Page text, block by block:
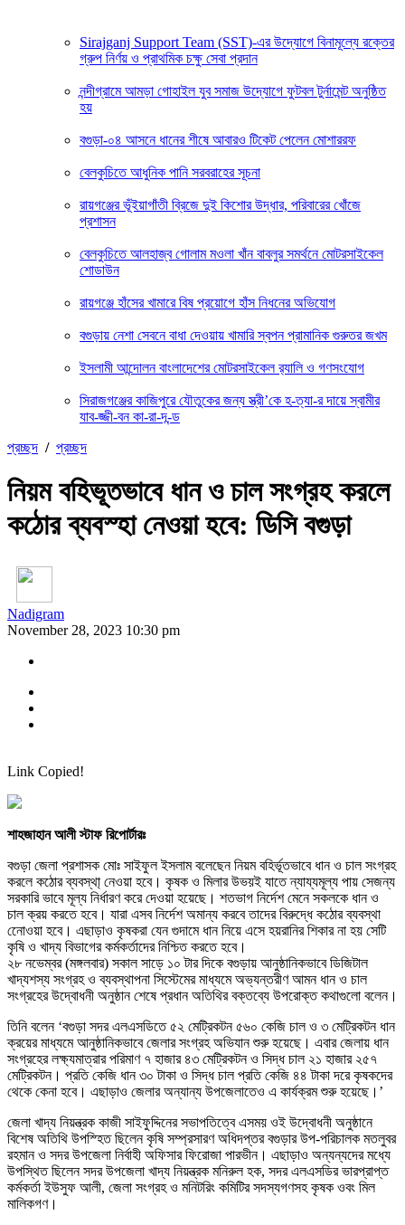
Sirajganj Support Team (SST)-এর উদ্যোগে বিনামূল্যে রক্তের
গ্রুপ নির্ণয় ও প্রাথমিক চক্ষু সেবা প্রদান
নন্দীগ্রামে আমড়া গোহাইল যুব সমাজ উদ্যোগে ফুটবল টুর্নামেন্ট অনুষ্ঠিত
হয়
বগুড়া-০৪ আসনে ধানের শীষে আবারও টিকেট পেলেন মোশাররফ
বেলকুচিতে আধুনিক পানি সরবরাহের সূচনা
রায়গঞ্জের ভূঁইয়াগাঁতী ব্রিজে দুই কিশোর উদ্ধার, পরিবারের খোঁজে
প্রশাসন
বেলকুচিতে আলহাজ্ব গোলাম মওলা খাঁন বাবলুর সমর্থনে মোটরসাইকেল
শোডাউন
রায়গঞ্জে হাঁসের খামারে বিষ প্রয়োগে হাঁস নিধনের অভিযোগ
বগুড়ায় নেশা সেবনে বাধা দেওয়ায় খামারি স্বপন প্রামানিক গুরুতর জখম
ইসলামী আন্দোলন বাংলাদেশের মোটরসাইকেল র‍্যালি ও গণসংযোগ
সিরাজগঞ্জের কাজিপুরে যৌতুকের জন্য স্ত্রী’কে হ-ত্যা-র দায়ে স্বামীর
যাব-জ্জী-বন কা-রা-দ-ন্ড
প্রচ্ছদ / প্রচ্ছদ
নিয়ম বহিভূতভাবে ধান ও চাল সংগ্রহ করলে
কঠোর ব্যবস্হা নেওয়া হবে: ডিসি বগুড়া
Nadigram
November 28, 2023 10:30 pm
Link Copied!
শাহজাহান আলী স্টাফ রিপোর্টারঃ
বগুড়া জেলা প্রশাসক মোঃ সাইফুল ইসলাম বলেছেন নিয়ম বহির্ভূতভাবে ধান ও চাল সংগ্রহ
করলে কঠোর ব্যবস্থা্ নেওয়া হবে। কৃষক ও মিলার উভয়ই যাতে ন্যায্যমূল্য পায় সেজন্য
সরকারি ভাবে মূল্য নির্ধারণ করে দেওয়া হয়েছে। শতভাগ নির্দেশ মেনে সকলকে ধান ও
চাল ক্রয় করতে হবে। যারা এসব নির্দেশ অমান্য করবে তাদের বিরুদ্ধে কঠোর ব্যবস্থা
নেোওয়া হবে। এছাড়াও কৃষকরা যেন গুদামে ধান নিয়ে এসে হয়রানির শিকার না হয় সেটি
কৃষি ও খাদ্য বিভাগের কর্মকর্তাদের নিশ্চিত করতে হবে।
২৮ নভেম্বর (মঙ্গলবার) সকাল সাড়ে ১০ টার দিকে বগুড়ায় আনুষ্ঠানিকভাবে ডিজিটাল
খাদ্যশস্য সংগ্রহ ও ব্যবস্থাপনা সিস্টেমের মাধ্যমে অভ্যন্তরীণ আমন ধান ও চাল
সংগ্রহের উদ্বোধনী অনুষ্ঠান শেষে প্রধান অতিথির বক্তব্যে উপরোক্ত কথাগুলো বলেন।
তিনি বলেন ‘বগুড়া সদর এলএসডিতে ৫২ মেট্রিকটন ৫৬০ কেজি চাল ও ৩ মেট্রিকটন ধান
ক্রয়ের মাধ্যমে আনুষ্ঠানিকভাবে জেলার সংগ্রহ অভিযান শুরু হয়েছে। এবার জেলায় ধান
সংগ্রহের লক্ষ্যমাত্রার পরিমাণ ৭ হাজার ৪৩ মেট্রিকটন ও সিদ্ধ চাল ২১ হাজার ২৫৭
মেট্রিকটন। প্রতি কেজি ধান ৩০ টাকা ও সিদ্ধ চাল প্রতি কেজি ৪৪ টাকা দরে কৃষকদের
থেকে কেনা হবে। এছাড়াও জেলার অন্যান্য উপজেলাতেও এ কার্যক্রম শুরু হয়েছে।’
জেলা খাদ্য নিয়ন্ত্রক কাজী সাইফুদ্দিনের সভাপতিত্বে এসময় ওই উদ্বোধনী অনুষ্ঠানে
বিশেষ অতিথি উপস্হিত ছিলেন কৃষি সম্প্রসারণ অধিদপ্তর বগুড়ার উপ-পরিচালক মতলুবর
রহমান ও সদর উপজেলা নির্বাহী অফিসার ফিরোজা পারভীন। এছাড়াও অন্যন্যদের মধ্যে
উপস্থিত ছিলেন সদর উপজেলা খাদ্য নিয়ন্ত্রক মনিরুল হক, সদর এলএসডির ভারপ্রাপ্ত
কর্মকর্তা ইউসুফ আলী, জেলা সংগ্রহ ও মনিটরিং কমিটির সদস্যগণসহ কৃষক ওবং মিল
মালিকগণ।